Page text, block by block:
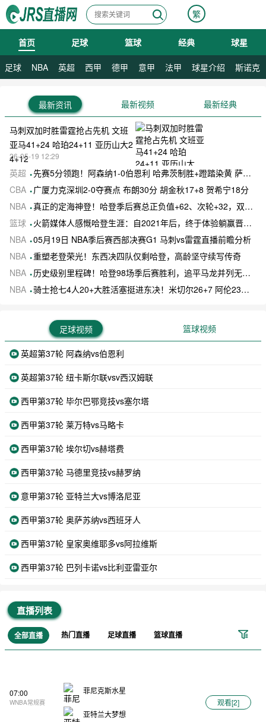
繁
首页 足球 篮球 经典 球星
足球 NBA 英超 西甲 德甲 意甲 法甲 球星介绍 斯诺克
最新资讯 最新视频 最新经典
马刺双加时胜雷霆抢占先机 文班
亚马41+24 哈珀24+11 亚历山大2
4+12
26-05-19 12:29
英超
先赛5分领跑！阿森纳1-0伯恩利 哈弗茨制胜+蹬踏染黄 萨卡献助攻
CBA
广厦力克深圳2-0夺赛点 布朗30分 胡金秋17+8 贺希宁18分
NBA 真正的定海神登！哈登季后赛总正负值+62、次轮+32，双数据领跑骑士全队
篮球
火箭媒体人感慨哈登生涯：自2021年后，终于体验躺赢晋级滋味
NBA 05月19日 NBA季后赛西部决赛G1 马刺vs雷霆直播前瞻分析
NBA 重塑老登荣光！东西决四队仅剩哈登，高龄坚守续写传奇
NBA
历史级别里程碑！哈登98场季后赛胜利，追平马龙并列无冠球员历史第一
NBA 骑士抢七4人20+大胜活塞挺进东决！米切尔26+7 阿伦23分 梅里尔23分 詹金斯17分
足球视频 篮球视频
英超第37轮 阿森纳vs伯恩利
英超第37轮 纽卡斯尔联vsv西汉姆联
西甲第37轮 毕尔巴鄂竞技vs塞尔塔
西甲第37轮 莱万特vs马略卡
西甲第37轮 埃尔切vs赫塔费
西甲第37轮 马德里竞技vs赫罗纳
意甲第37轮 亚特兰大vs博洛尼亚
西甲第37轮 奥萨苏纳vs西班牙人
西甲第37轮 皇家奥维耶多vs阿拉维斯
西甲第37轮 巴列卡诺vs比利亚雷亚尔
直播列表
全部直播 热门直播 足球直播 篮球直播
08月06日 星期四
07:00
WNBA常规赛
菲尼克斯水星
亚特兰大梦想
观看[2]